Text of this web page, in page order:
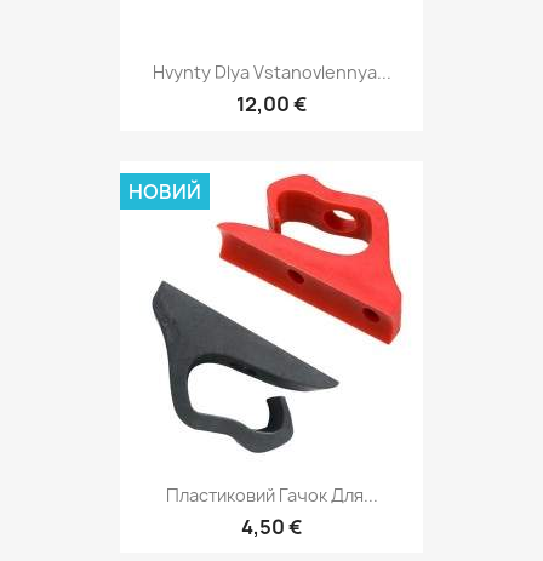
Hvynty Dlya Vstanovlennya...
12,00 €
Пластиковий Гачок Для...
4,50 €
НОВИЙ